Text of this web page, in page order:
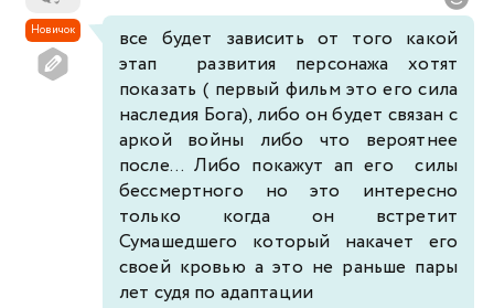
Новичок
все будет зависить от того какой
этап развития персонажа хотят
показать ( первый фильм это его сила
наследия Бога), либо он будет связан с
аркой войны либо что вероятнее
после... Либо покажут ап его силы
бессмертного но это интересно
только когда он встретит
Сумашедшего который накачет его
своей кровью а это не раньше пары
лет судя по адаптации